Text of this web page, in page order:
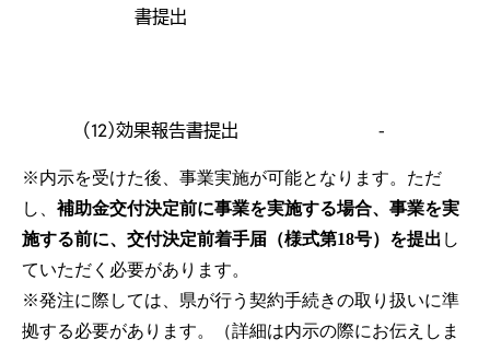
書提出
（12）効果報告書提出 -
※内示を受けた後、事業実施が可能となります。ただ
し、 補助金交付決定前に事業を実施する場合、事業を実
施する前に、交付決定前着手届（様式第18号）を提出 し
ていただく必要があります。
※発注に際しては、県が行う契約手続きの取り扱いに準
拠する必要があります。（詳細は内示の際にお伝えしま